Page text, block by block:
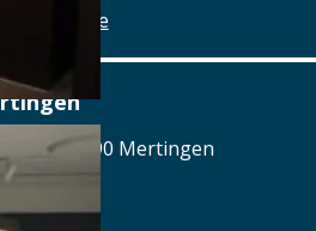
21, 86690 Mertingen